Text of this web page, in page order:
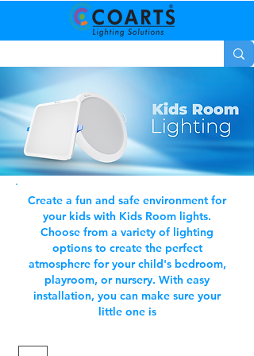
Create a fun and safe environment for
your kids with Kids Room lights.
Choose from a variety of lighting
options to create the perfect
atmosphere for your child's bedroom,
playroom, or nursery. With easy
installation, you can make sure your
little one is